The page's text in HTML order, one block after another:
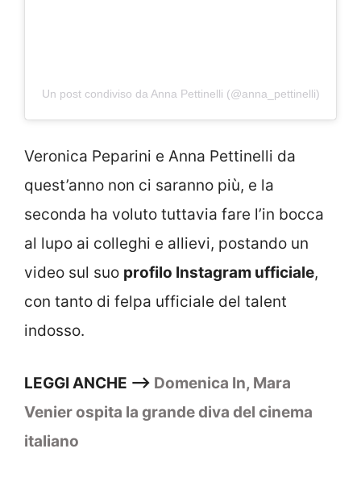
Un post condiviso da Anna Pettinelli (@anna_pettinelli)
Veronica Peparini e Anna Pettinelli da
quest’anno non ci saranno più, e la
seconda ha voluto tuttavia fare l’in bocca
al lupo ai colleghi e allievi, postando un
video sul suo profilo Instagram ufficiale,
con tanto di felpa ufficiale del talent
indosso.
LEGGI ANCHE –> Domenica In, Mara
Venier ospita la grande diva del cinema
italiano